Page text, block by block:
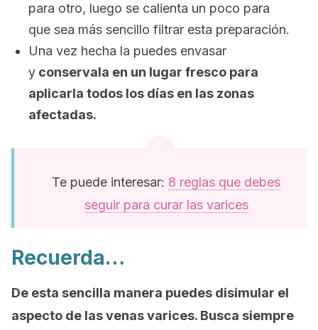
para otro, luego se calienta un poco para
que sea más sencillo filtrar esta preparación.
Una vez hecha la puedes envasar
y conservala en un lugar fresco para
aplicarla todos los días en las zonas
afectadas.
Te puede interesar: 8 reglas que debes
seguir para curar las varices
Recuerda…
De esta sencilla manera puedes disimular el
aspecto de las venas varices. Busca siempre